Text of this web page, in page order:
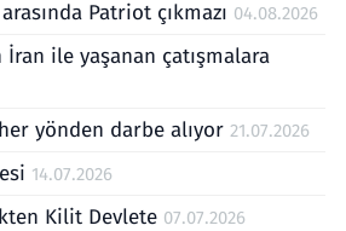
Patriot çıkmazı 04.08.2026
ile yaşanan çatışmalara
yönden darbe alıyor 21.07.2026
14.07.2026
Kilit Devlete 07.07.2026